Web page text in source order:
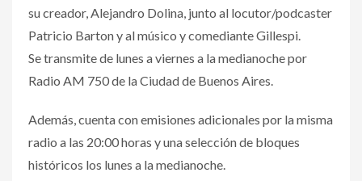
su creador, Alejandro Dolina, junto al locutor/podcaster
Patricio Barton y al músico y comediante Gillespi.
Se transmite de lunes a viernes a la medianoche por
Radio AM 750​ de la Ciudad de Buenos Aires.
Además, cuenta con emisiones adicionales por la misma
radio a las 20:00 horas y una selección de bloques
históricos los lunes a la medianoche.